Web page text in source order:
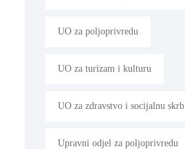
UO za poljoprivredu
UO za turizam i kulturu
UO za zdravstvo i socijalnu skrb
Upravni odjel za poljoprivredu